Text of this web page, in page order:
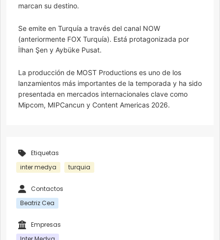
marcan su destino.
Se emite en Turquía a través del canal NOW
(anteriormente FOX Turquía). Está protagonizada por
İlhan Şen y Aybüke Pusat.
La producción de MOST Productions es uno de los
lanzamientos más importantes de la temporada y ha sido
presentada en mercados internacionales clave como
Mipcom, MIPCancun y Content Americas 2026.
Etiquetas
inter medya
turquia
Contactos
Beatriz Cea
Empresas